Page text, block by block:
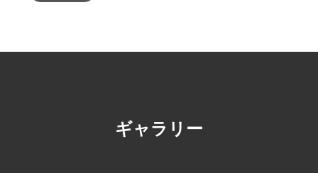
ギャラリー